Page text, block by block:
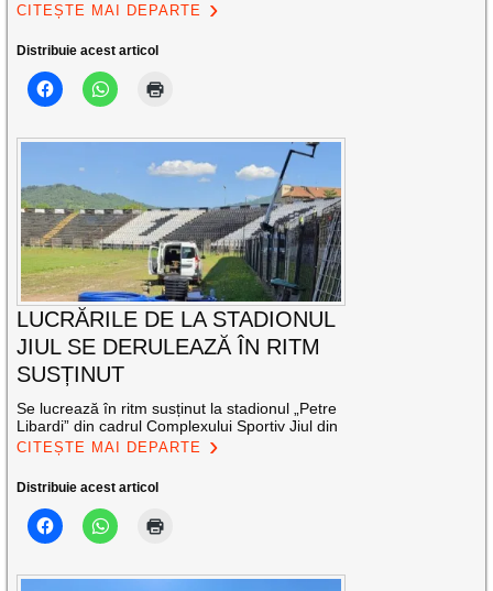
CITEȘTE MAI DEPARTE
Distribuie acest articol
LUCRĂRILE DE LA STADIONUL
JIUL SE DERULEAZĂ ÎN RITM
SUSȚINUT
Se lucrează în ritm susținut la stadionul „Petre
Libardi” din cadrul Complexului Sportiv Jiul din
CITEȘTE MAI DEPARTE
Distribuie acest articol